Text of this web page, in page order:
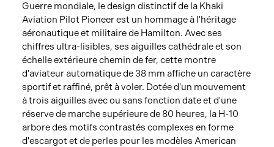
Guerre mondiale, le design distinctif de la Khaki
Aviation Pilot Pioneer est un hommage à l'héritage
aéronautique et militaire de Hamilton. Avec ses
chiffres ultra-lisibles, ses aiguilles cathédrale et son
échelle extérieure chemin de fer, cette montre
d'aviateur automatique de 38 mm affiche un caractère
sportif et raffiné, prêt à voler. Dotée d'un mouvement
à trois aiguilles avec ou sans fonction date et d'une
réserve de marche supérieure de 80 heures, la H-10
arbore des motifs contrastés complexes en forme
d'escargot et de perles pour les modèles American